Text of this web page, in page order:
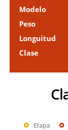
Modelo
Peso
Longuitud
Clase
Etapa